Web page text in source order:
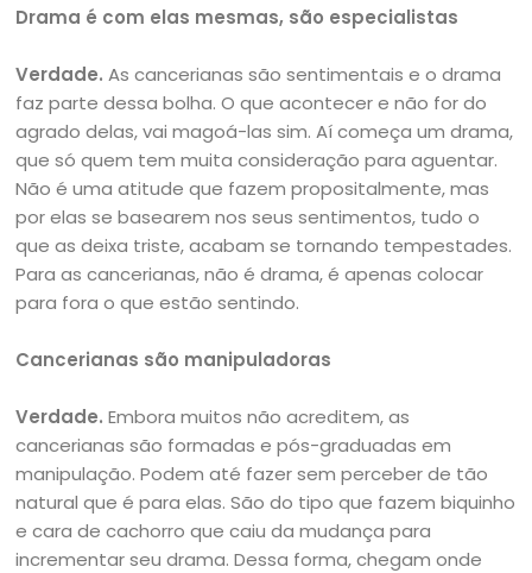
Drama é com elas mesmas, são especialistas
Verdade.As cancerianas são sentimentais e o drama
faz parte dessa bolha. O que acontecer e não for do
agrado delas, vai magoá-las sim. Aí começa um drama,
que só quem tem muita consideração para aguentar.
Não é uma atitude que fazem propositalmente, mas
por elas se basearem nos seus sentimentos, tudo o
que as deixa triste, acabam se tornando tempestades.
Para as cancerianas, não é drama, é apenas colocar
para fora o que estão sentindo.
Cancerianas são manipuladoras
Verdade. Embora muitos não acreditem, as
cancerianas são formadas e pós-graduadas em
manipulação. Podem até fazer sem perceber de tão
natural que é para elas. São do tipo que fazem biquinho
e cara de cachorro que caiu da mudança para
incrementar seu drama. Dessa forma, chegam onde